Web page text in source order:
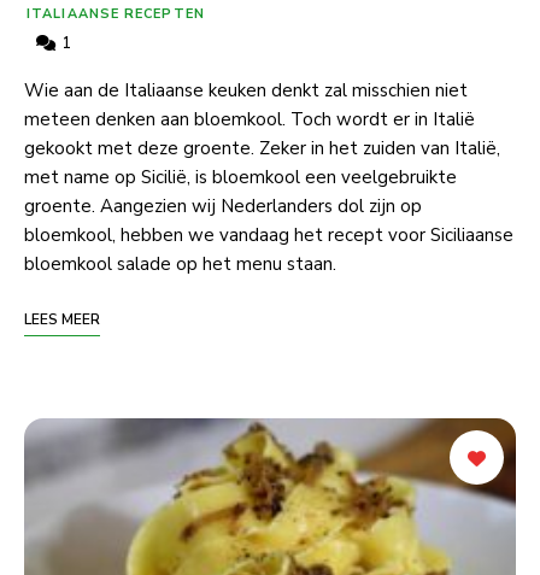
ITALIAANSE RECEPTEN
1
Wie aan de Italiaanse keuken denkt zal misschien niet
meteen denken aan bloemkool. Toch wordt er in Italië
gekookt met deze groente. Zeker in het zuiden van Italië,
met name op Sicilië, is bloemkool een veelgebruikte
groente. Aangezien wij Nederlanders dol zijn op
bloemkool, hebben we vandaag het recept voor Siciliaanse
bloemkool salade op het menu staan.
LEES MEER